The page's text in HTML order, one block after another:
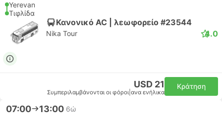
Yerevan
Τιφλίδα
Κανονικό AC | λεωφορείο #23544
Nika Tour 4.0
USD 21
Συμπεριλαμβάνονται οι φόροι ανα ενήλικα
Κράτηση
07:00 13:00 6ώ